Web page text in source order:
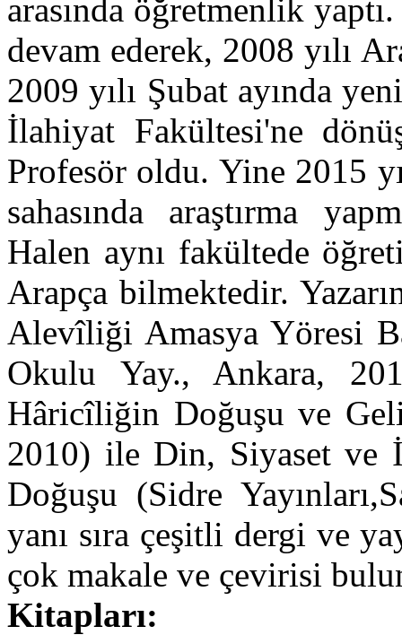
arasında öğretmenlik
devam ederek, 2008 yılı
2009 yılı Şubat ayında
İlahiyat Fakültesi'ne
Profesör oldu. Yine 2015
sahasında araştırma
Halen aynı fakültede
Arapça bilmektedir.
Alevîliği Amasya Yöresi
Okulu Yay., Ankara,
Hâricîliğin Doğuşu ve
2010) ile Din, Siyaset ve
Doğuşu (Sidre
yanı sıra çeşitli dergi ve
çok makale ve çevirisi
Kitapları: